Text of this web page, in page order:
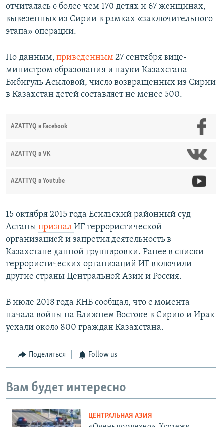
отчиталась о более чем 170 детях и 67 женщинах,
вывезенных из Сирии в рамках «заключительного
этапа» операции.
По данным​, приведенным 27 сентября вице-
министром образования и науки Казахстана
Бибигуль Асыловой, число возвращенных из Сирии
в Казахстан детей составляет не менее 500.
AZATTYQ в Facebook
AZATTYQ в VK
AZATTYQ в Youtube
15 октября 2015 года Есильский районный суд
Астаны признал ИГ террористической
организацией и запретил деятельность в
Казахстане данной группировки. Ранее в списки
террористических организаций ИГ включили
другие страны Центральной Азии и Россия.
В июле 2018 года КНБ сообщал, что с момента
начала войны на Ближнем Востоке в Сирию и Ирак
уехали около 800 граждан Казахстана.
Поделиться Follow us
Вам будет интересно
ЦЕНТРАЛЬНАЯ АЗИЯ